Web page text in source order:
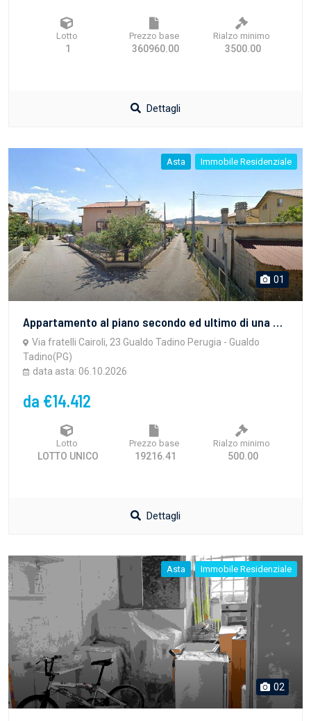
Lotto
1
Prezzo base
360960.00
Rialzo minimo
3500.00
Dettagli
Asta Immobile Residenziale
01
Appartamento al piano secondo ed ultimo di una palazzina costituita da tre appartamenti. L'appartamento è composto da un ingresso, soggiorno con finestra, sala da pranzo con portafinestra di accesso ad un terrazzo comunicante con angolo cottura, corridoio, due camere matrimoniali, bagno. Sono di pertinenza dell'appartamento due locali a piano terra e precisamente cucina rustica e garage in grado di ospitare un unica autovettura.
Via fratelli Cairoli, 23 Gualdo Tadino Perugia - Gualdo
Tadino(PG)
data asta: 06.10.2026
da €14.412
Lotto
LOTTO UNICO
Prezzo base
19216.41
Rialzo minimo
500.00
Dettagli
Asta Immobile Residenziale
02